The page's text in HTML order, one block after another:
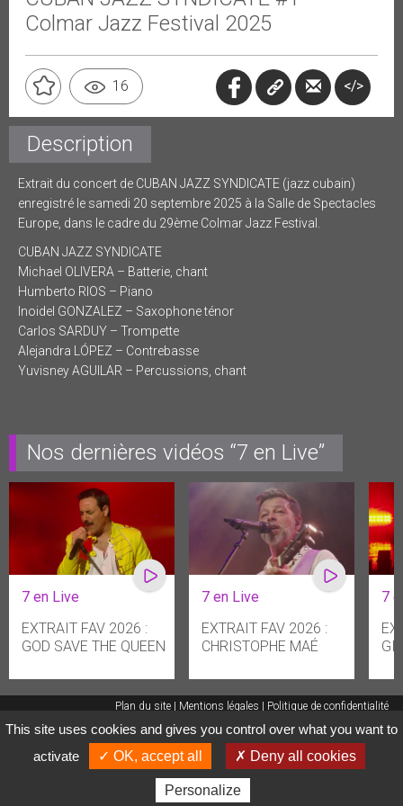
Colmar Jazz Festival 2025
</>
16
Description
Extrait du concert de CUBAN JAZZ SYNDICATE (jazz cubain)
enregistré le samedi 20 septembre 2025 à la Salle de Spectacles
Europe, dans le cadre du 29ème Colmar Jazz Festival.
CUBAN JAZZ SYNDICATE
Michael OLIVERA – Batterie, chant
Humberto RIOS – Piano
Inoidel GONZALEZ – Saxophone ténor
Carlos SARDUY – Trompette
Alejandra LÓPEZ – Contrebasse
Yuvisney AGUILAR – Percussions, chant
Nos dernières vidéos “7 en Live”
7 en Live
EXTRAIT FAV 2026 :
GOD SAVE THE QUEEN
7 en Live
EXTRAIT FAV 2026 :
CHRISTOPHE MAÉ
7
Plan du site Mentions légales
Politique de confidentialité
Gestion des cookies
HDR COMMUNICATIONS
© 2015
This site uses cookies and gives you control over what you want to
activate
✓ OK, accept all ✗ Deny all cookies
Personalize